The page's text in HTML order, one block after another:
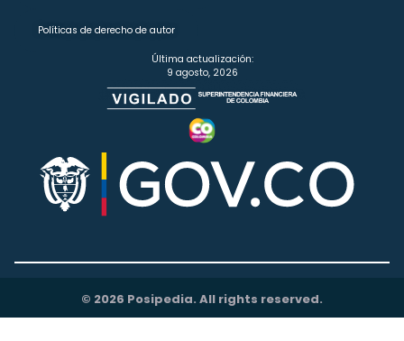
Políticas de derecho de autor
Última actualización:
9 agosto, 2026
© 2026 Posipedia. All rights reserved.